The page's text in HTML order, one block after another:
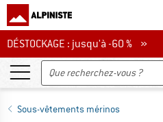
DÉSTOCKAGE : jusqu'à -60 %
DÉSTOCKAGE : jusqu'à -60 % »
Sous-vêtements mérinos